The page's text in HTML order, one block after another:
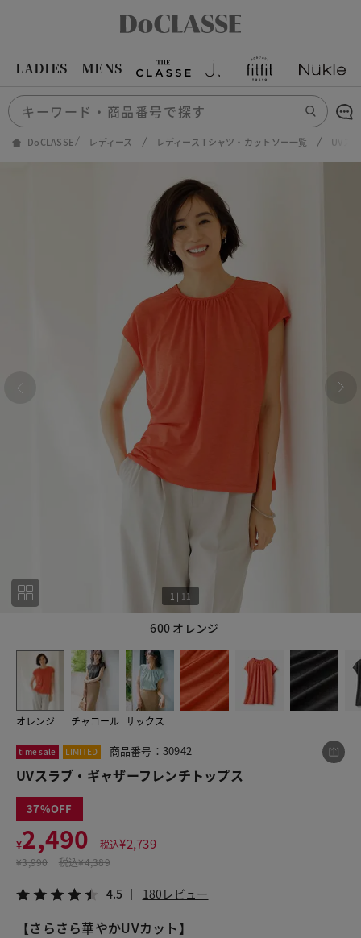
LADIES MENS
DoCLASSE レディース レディース Tシャツ・カットソー一覧 UVス
600 オレンジ
1 | 11
オレンジ チャコール サックス
11
time sale LIMITED 商品番号：30942
UVスラブ・ギャザーフレンチトップス
37
¥2,490 税込¥2,739
¥3,990 税込¥4,389
4.5 180レビュー
【さらさら華やかUVカット】
この商品をシェアする
¥2,490 税込¥2,739